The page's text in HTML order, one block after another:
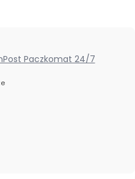
Paczkomat 24/7